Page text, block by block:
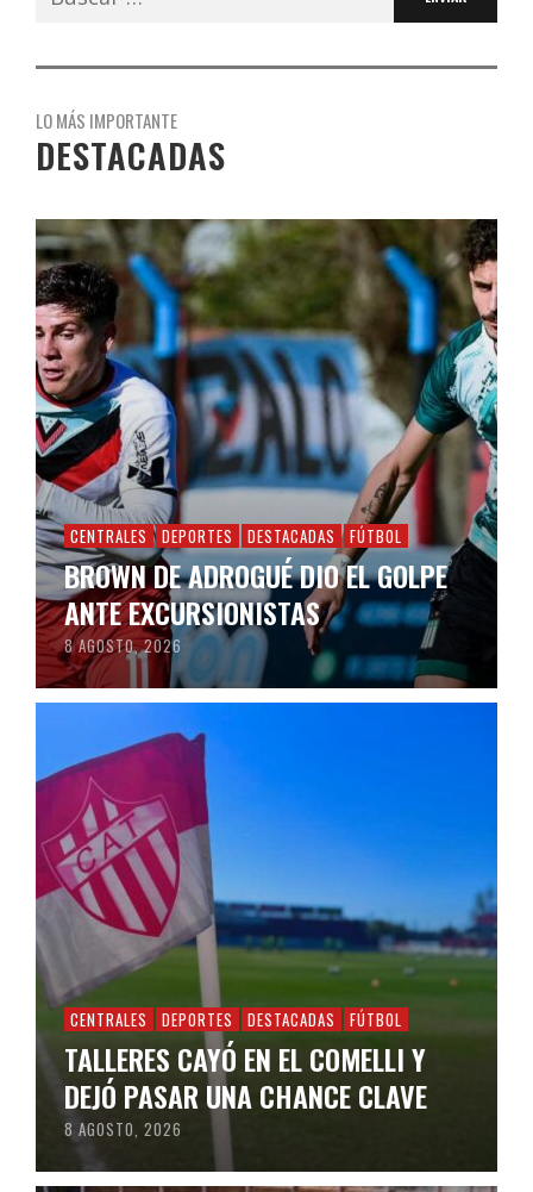
LO MÁS IMPORTANTE
DESTACADAS
CENTRALES DEPORTES DESTACADAS FÚTBOL
BROWN DE ADROGUÉ DIO EL GOLPE
ANTE EXCURSIONISTAS
8 AGOSTO, 2026
CENTRALES DEPORTES DESTACADAS FÚTBOL
TALLERES CAYÓ EN EL COMELLI Y
DEJÓ PASAR UNA CHANCE CLAVE
8 AGOSTO, 2026